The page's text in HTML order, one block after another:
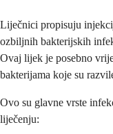
Liječnici propisuju
ozbiljnih bakterijskih
Ovaj lijek je posebno
bakterijama koje su
Ovo su glavne vrste
liječenju: